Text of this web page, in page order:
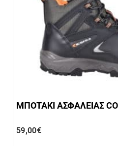
ΜΠΟΤΑΚΙ ΑΣΦΑΛΕΙΑΣ
59,00€